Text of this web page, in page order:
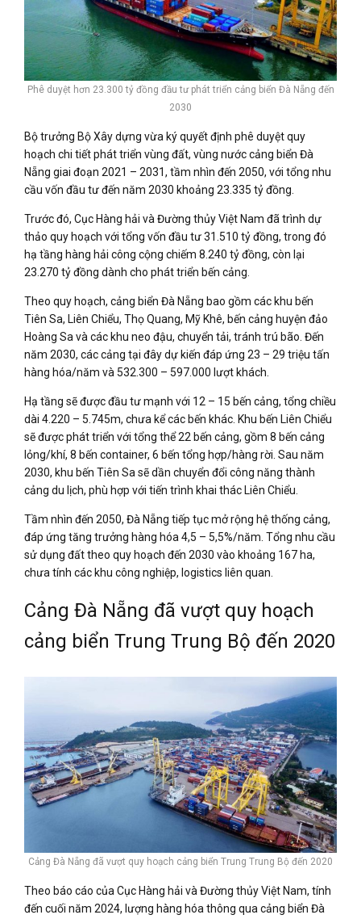
Phê duyệt hơn 23.300 tỷ đồng đầu tư phát triển cảng biển Đà Nẵng đến
2030
Bộ trưởng Bộ Xây dựng vừa ký quyết định phê duyệt quy
hoạch chi tiết phát triển vùng đất, vùng nước cảng biển Đà
Nẵng giai đoạn 2021 – 2031, tầm nhìn đến 2050, với tổng nhu
cầu vốn đầu tư đến năm 2030 khoảng 23.335 tỷ đồng.
Trước đó, Cục Hàng hải và Đường thủy Việt Nam đã trình dự
thảo quy hoạch với tổng vốn đầu tư 31.510 tỷ đồng, trong đó
hạ tầng hàng hải công cộng chiếm 8.240 tỷ đồng, còn lại
23.270 tỷ đồng dành cho phát triển bến cảng.
Theo quy hoạch, cảng biển Đà Nẵng bao gồm các khu bến
Tiên Sa, Liên Chiểu, Thọ Quang, Mỹ Khê, bến cảng huyện đảo
Hoàng Sa và các khu neo đậu, chuyển tải, tránh trú bão. Đến
năm 2030, các cảng tại đây dự kiến đáp ứng 23 – 29 triệu tấn
hàng hóa/năm và 532.300 – 597.000 lượt khách.
Hạ tầng sẽ được đầu tư mạnh với 12 – 15 bến cảng, tổng chiều
dài 4.220 – 5.745m, chưa kể các bến khác. Khu bến Liên Chiểu
sẽ được phát triển với tổng thể 22 bến cảng, gồm 8 bến cảng
lỏng/khí, 8 bến container, 6 bến tổng hợp/hàng rời. Sau năm
2030, khu bến Tiên Sa sẽ dần chuyển đổi công năng thành
cảng du lịch, phù hợp với tiến trình khai thác Liên Chiểu.
Tầm nhìn đến 2050, Đà Nẵng tiếp tục mở rộng hệ thống cảng,
đáp ứng tăng trưởng hàng hóa 4,5 – 5,5%/năm. Tổng nhu cầu
sử dụng đất theo quy hoạch đến 2030 vào khoảng 167 ha,
chưa tính các khu công nghiệp, logistics liên quan.
Cảng Đà Nẵng đã vượt quy hoạch
cảng biển Trung Trung Bộ đến 2020
Cảng Đà Nẵng đã vượt quy hoạch cảng biển Trung Trung Bộ đến 2020
Theo báo cáo của Cục Hàng hải và Đường thủy Việt Nam, tính
đến cuối năm 2024, lượng hàng hóa thông qua cảng biển Đà